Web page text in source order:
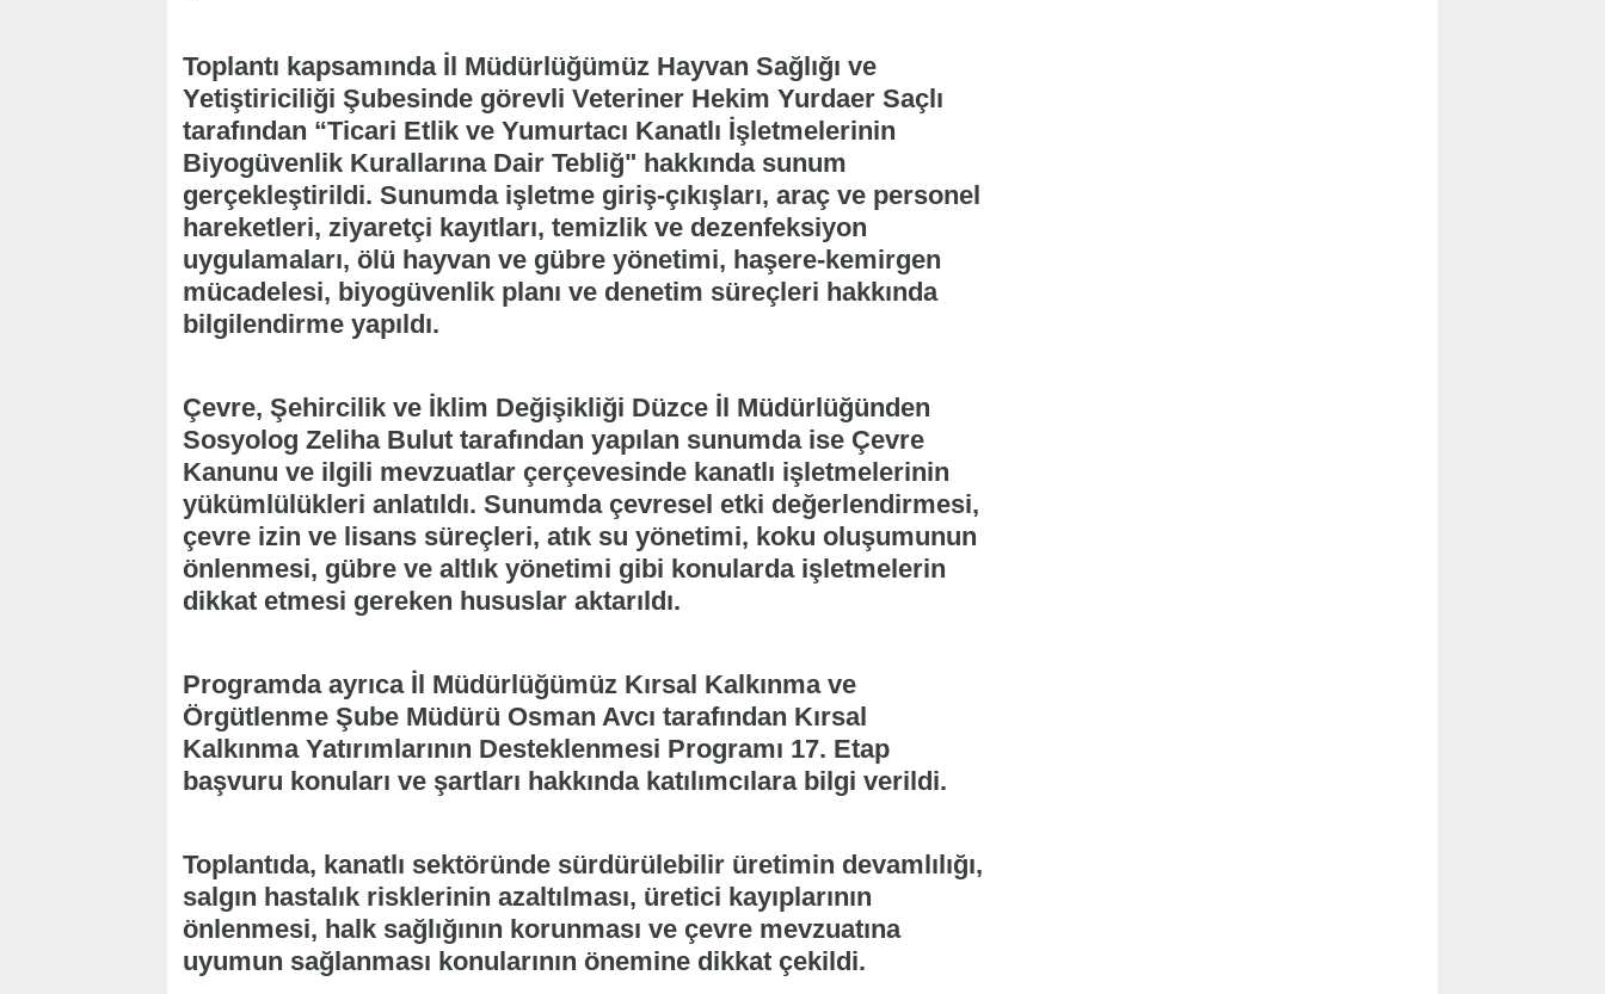
Toplantı kapsamında İl Müdürlüğümüz Hayvan Sağlığı ve
Yetiştiriciliği Şubesinde görevli Veteriner Hekim Yurdaer Saçlı
tarafından “Ticari Etlik ve Yumurtacı Kanatlı İşletmelerinin
Biyogüvenlik Kurallarına Dair Tebliğ" hakkında sunum
gerçekleştirildi. Sunumda işletme giriş-çıkışları, araç ve personel
hareketleri, ziyaretçi kayıtları, temizlik ve dezenfeksiyon
uygulamaları, ölü hayvan ve gübre yönetimi, haşere-kemirgen
mücadelesi, biyogüvenlik planı ve denetim süreçleri hakkında
bilgilendirme yapıldı.
Çevre, Şehircilik ve İklim Değişikliği Düzce İl Müdürlüğünden
Sosyolog Zeliha Bulut tarafından yapılan sunumda ise Çevre
Kanunu ve ilgili mevzuatlar çerçevesinde kanatlı işletmelerinin
yükümlülükleri anlatıldı. Sunumda çevresel etki değerlendirmesi,
çevre izin ve lisans süreçleri, atık su yönetimi, koku oluşumunun
önlenmesi, gübre ve altlık yönetimi gibi konularda işletmelerin
dikkat etmesi gereken hususlar aktarıldı.
Programda ayrıca İl Müdürlüğümüz Kırsal Kalkınma ve
Örgütlenme Şube Müdürü Osman Avcı tarafından Kırsal
Kalkınma Yatırımlarının Desteklenmesi Programı 17. Etap
başvuru konuları ve şartları hakkında katılımcılara bilgi verildi.
Toplantıda, kanatlı sektöründe sürdürülebilir üretimin devamlılığı,
salgın hastalık risklerinin azaltılması, üretici kayıplarının
önlenmesi, halk sağlığının korunması ve çevre mevzuatına
uyumun sağlanması konularının önemine dikkat çekildi.